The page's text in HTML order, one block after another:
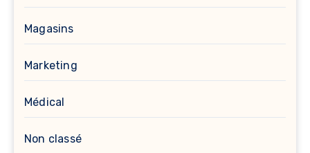
Magasins
Marketing
Médical
Non classé